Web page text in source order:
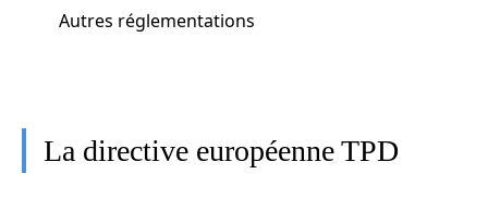
Autres réglementations
La directive européenne TPD